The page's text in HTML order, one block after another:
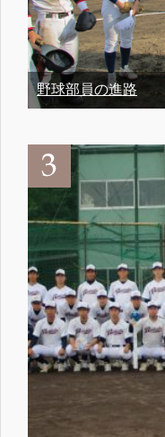
野球部員の進路